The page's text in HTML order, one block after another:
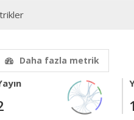
Daha fazla metrik
1